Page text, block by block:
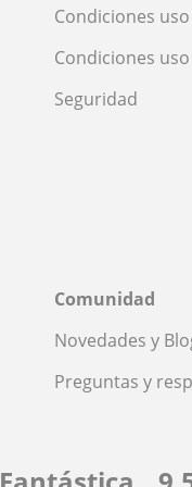
Condiciones
Condiciones
Seguridad
Comunidad
Novedades y
Preguntas y